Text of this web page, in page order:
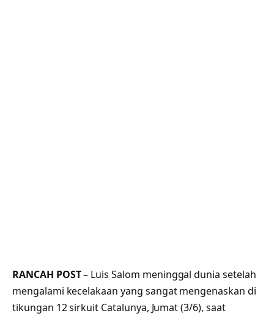
RANCAH POST– Luis Salom meninggal dunia setelah
mengalami kecelakaan yang sangat mengenaskan di
tikungan 12 sirkuit Catalunya, Jumat (3/6), saat